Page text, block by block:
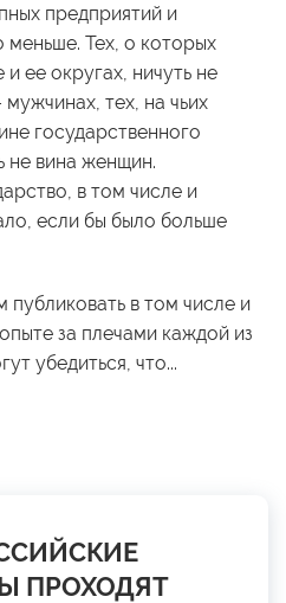
предприятий и
меньше. Тех, о которых
ее округах, ничуть не
тех, на чьих
государственного
не вина женщин.
в том числе и
если бы было больше
в том числе и
за плечами каждой из
убедиться, что...
ПРОХОДЯТ